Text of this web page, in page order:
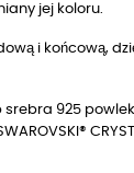
jej koloru.
i końcową,
925